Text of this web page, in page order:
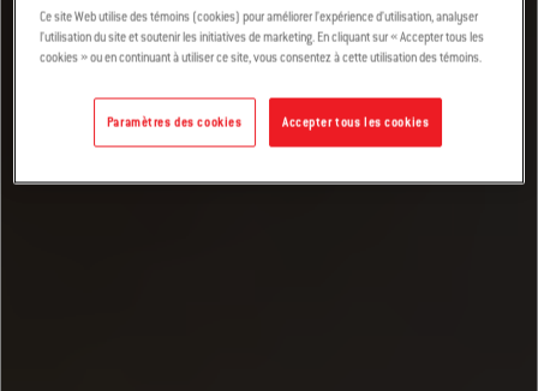
Ce site Web utilise des témoins (cookies) pour améliorer l’expérience d’utilisation, analyser
l’utilisation du site et soutenir les initiatives de marketing. En cliquant sur « Accepter tous les
cookies » ou en continuant à utiliser ce site, vous consentez à cette utilisation des témoins.
Accepter tous les cookies
Paramètres des cookies